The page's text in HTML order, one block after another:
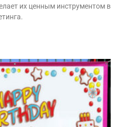
их ценным инструментом в